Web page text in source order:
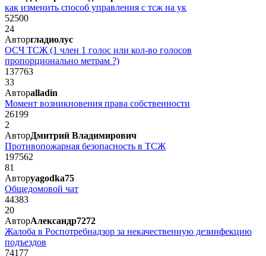
как изменить способ управления с тсж на ук
52500
24
Авторгладиолус
ОСЧ ТСЖ (1 член 1 голос или кол-во голосов
пропорционально метрам ?)
137763
33
Авторalladin
Момент возникновения права собственности
26199
2
АвторДмитрий Владимирович
Противопожарная безопасность в ТСЖ
197562
81
Авторyagodka75
Общедомовой чат
44383
20
АвторАлександр7272
Жалоба в Роспотребнадзор за некачественную дезинфекцию
подъездов
74177